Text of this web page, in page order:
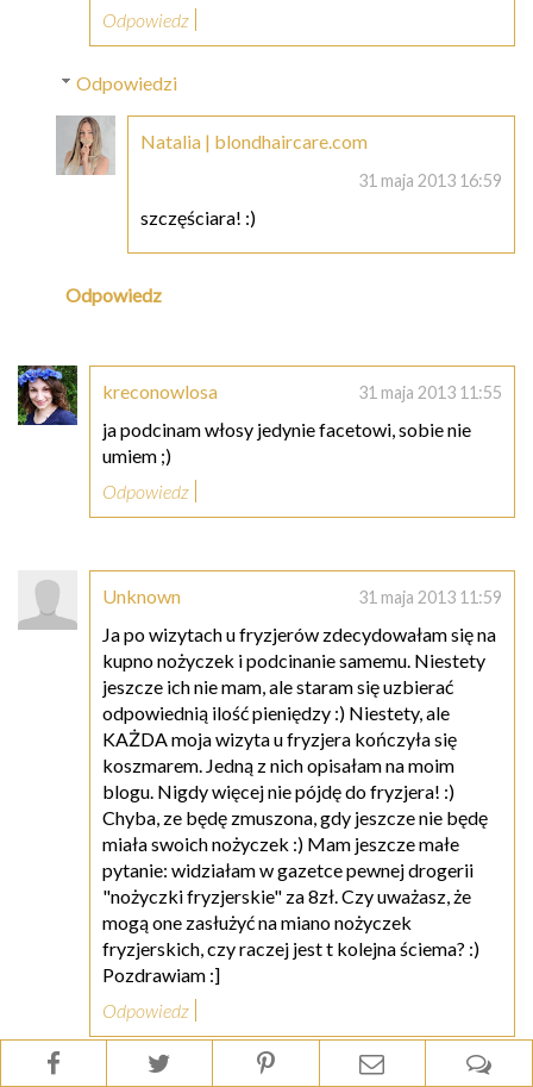
Odpowiedz
Odpowiedzi
Natalia | blondhaircare.com
31 maja 2013 16:59
szczęściara! :)
Odpowiedz
kreconowlosa 31 maja 2013 11:55
ja podcinam włosy jedynie facetowi, sobie nie
umiem ;)
Odpowiedz
Unknown 31 maja 2013 11:59
Ja po wizytach u fryzjerów zdecydowałam się na
kupno nożyczek i podcinanie samemu. Niestety
jeszcze ich nie mam, ale staram się uzbierać
odpowiednią ilość pieniędzy :) Niestety, ale
KAŻDA moja wizyta u fryzjera kończyła się
koszmarem. Jedną z nich opisałam na moim
blogu. Nigdy więcej nie pójdę do fryzjera! :)
Chyba, ze będę zmuszona, gdy jeszcze nie będę
miała swoich nożyczek :) Mam jeszcze małe
pytanie: widziałam w gazetce pewnej drogerii
"nożyczki fryzjerskie" za 8zł. Czy uważasz, że
mogą one zasłużyć na miano nożyczek
fryzjerskich, czy raczej jest t kolejna ściema? :)
Pozdrawiam :]
Odpowiedz
Odpowiedzi